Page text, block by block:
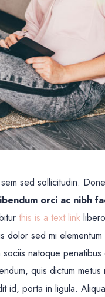
sed sollicitudin.
orci ac nibh
this is a text link
dolor sed mi
natoque
quis dictum metus
id, porta in ligula.